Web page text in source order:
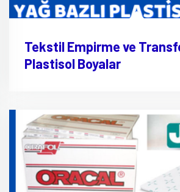
Tekstil Empirme ve
Plastisol Boyalar